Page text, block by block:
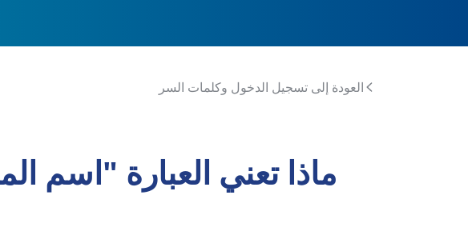
العودة إلى تسجيل الدخول وكلمات السر
ماذا تعني العبارة "اسم